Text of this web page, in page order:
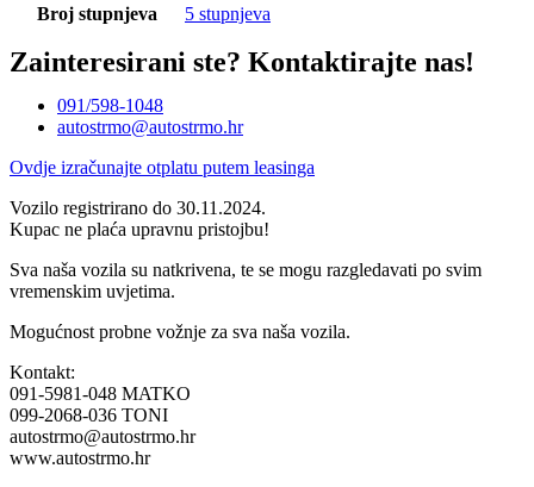
Broj stupnjeva 5 stupnjeva
Zainteresirani ste? Kontaktirajte nas!
091/598-1048
autostrmo@autostrmo.hr
Ovdje izračunajte otplatu putem leasinga
Vozilo registrirano do 30.11.2024.
Kupac ne plaća upravnu pristojbu!
Sva naša vozila su natkrivena, te se mogu razgledavati po svim
vremenskim uvjetima.
Mogućnost probne vožnje za sva naša vozila.
Kontakt:
091-5981-048 MATKO
099-2068-036 TONI
autostrmo@autostrmo.hr
www.autostrmo.hr